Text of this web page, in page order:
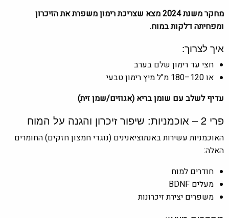
מחקר משנת 2024 מצא שצריכת רימון משפרת את הזיכרון
ומפחיתה דלקות במוח.
איך לצרוך:
חצי עד רימון שלם בערב
או 120–180 מ"ל מיץ רימון טבעי
עדיף לשלב עם שומן בריא (אגוזים/שמן זית)
פרי 2 – אוכמניות: שיפור זיכרון והגנה על המוח
האוכמניות עשירות באנתוציאנינים (נוגדי חמצון חזקים) החומרים
האלה:
חודרים למוח
מעלים BDNF
משפרים יצירת זיכרונות